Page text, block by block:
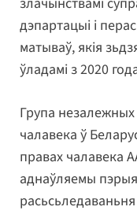
дэпартацыі і
матываў, якія
ўладамі з 2020
Група незалежных
чалавека ў
правах чалавека
аднаўляемы